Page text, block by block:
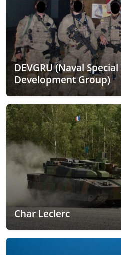
DEVGRU (Naval
Development Group)
Char Leclerc